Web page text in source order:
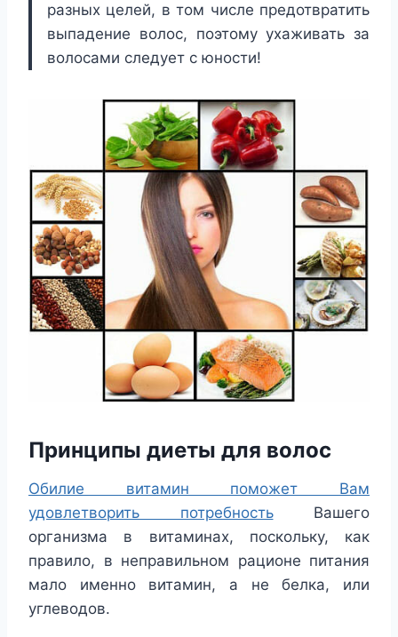
разных целей, в том числе предотвратить
выпадение волос, поэтому ухаживать за
волосами следует с юности!
Принципы диеты для волос
Обилие витамин поможет Вам
удовлетворить потребностьВашего
организма в витаминах, поскольку, как
правило, в неправильном рационе питания
мало именно витамин, а не белка, или
углеводов.